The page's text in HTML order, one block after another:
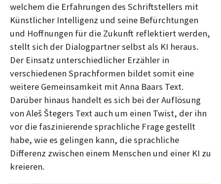
welchem die Erfahrungen des Schriftstellers mit
Künstlicher Intelligenz und seine Befürchtungen
und Hoffnungen für die Zukunft reflektiert werden,
stellt sich der Dialogpartner selbst als KI heraus.
Der Einsatz unterschiedlicher Erzähler in
verschiedenen Sprachformen bildet somit eine
weitere Gemeinsamkeit mit Anna Baars Text.
Darüber hinaus handelt es sich bei der Auflösung
von Aleš Štegers Text auch um einen Twist, der ihn
vor die faszinierende sprachliche Frage gestellt
habe, wie es gelingen kann, die sprachliche
Differenz zwischen einem Menschen und einer KI zu
kreieren.